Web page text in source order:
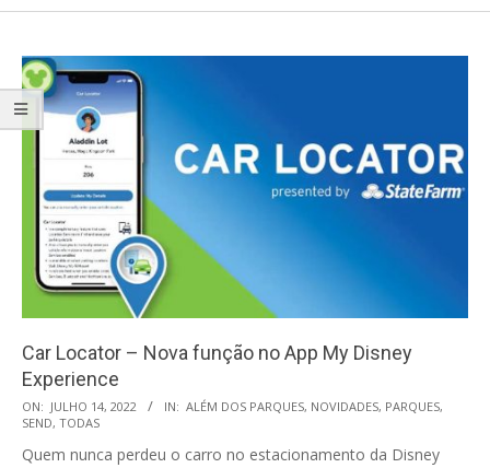
Car Locator – Nova função no App My Disney
Experience
2022-
07-
14
ON: JULHO 14, 2022 IN: ALÉM DOS PARQUES, NOVIDADES, PARQUES,
SEND, TODAS
Quem nunca perdeu o carro no estacionamento da Disney